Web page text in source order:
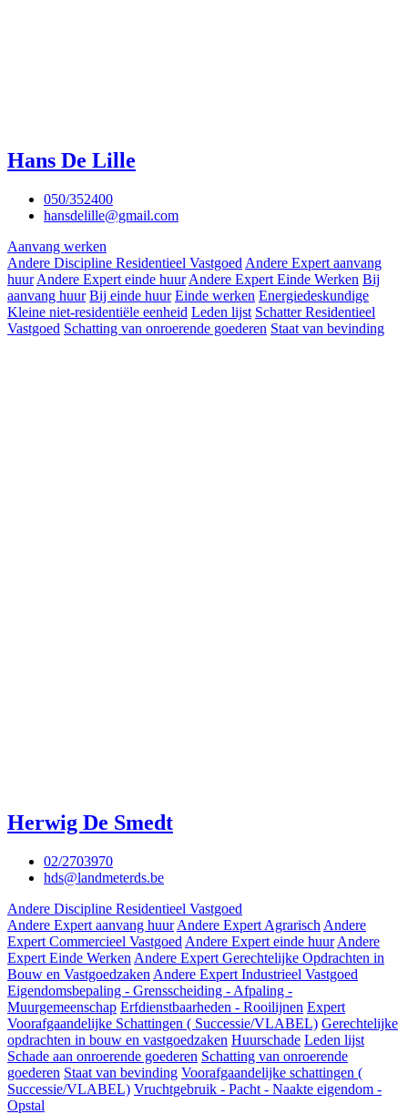
Hans De Lille
050/352400
hansdelille@gmail.com
Aanvang werken
Andere Discipline Residentieel Vastgoed Andere Expert aanvang
huur Andere Expert einde huur Andere Expert Einde Werken Bij
aanvang huur Bij einde huur Einde werken Energiedeskundige
Kleine niet-residentiële eenheid Leden lijst Schatter Residentieel
Vastgoed Schatting van onroerende goederen Staat van bevinding
Herwig De Smedt
02/2703970
hds@landmeterds.be
Andere Discipline Residentieel Vastgoed
Andere Expert aanvang huur Andere Expert Agrarisch Andere
Expert Commercieel Vastgoed Andere Expert einde huur Andere
Expert Einde Werken Andere Expert Gerechtelijke Opdrachten in
Bouw en Vastgoedzaken Andere Expert Industrieel Vastgoed
Eigendomsbepaling - Grensscheiding - Afpaling -
Muurgemeenschap Erfdienstbaarheden - Rooilijnen Expert
Voorafgaandelijke Schattingen ( Successie/VLABEL) Gerechtelijke
opdrachten in bouw en vastgoedzaken Huurschade Leden lijst
Schade aan onroerende goederen Schatting van onroerende
goederen Staat van bevinding Voorafgaandelijke schattingen (
Successie/VLABEL) Vruchtgebruik - Pacht - Naakte eigendom -
Opstal